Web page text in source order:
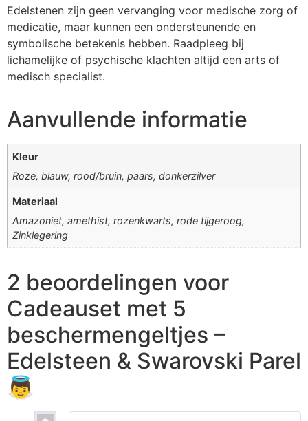
Edelstenen zijn geen vervanging voor medische zorg of
medicatie, maar kunnen een ondersteunende en
symbolische betekenis hebben. Raadpleeg bij
lichamelijke of psychische klachten altijd een arts of
medisch specialist.
Aanvullende informatie
Kleur
Roze, blauw, rood/bruin, paars, donkerzilver
Materiaal
Amazoniet, amethist, rozenkwarts, rode tijgeroog,
Zinklegering
2 beoordelingen voor
Cadeauset met 5
beschermengeltjes –
Edelsteen & Swarovski Parel
👼